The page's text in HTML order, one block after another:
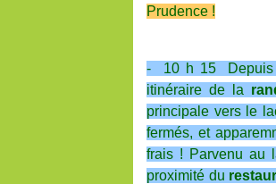
Prudence !
- 10 h 15 Depuis
itinéraire de la
principale vers le
fermés, et
frais ! Parvenu au
proximité du